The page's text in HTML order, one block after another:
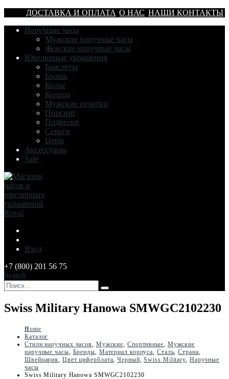
ДОСТАВКА И ОПЛАТА О НАС НАШИ КОНТАКТЫ
Наручные часы
Мужские наручные часы
Женские наручные часы
Ювелирные украшения
Браслеты
Брошь
Колье
Кольца
Мужские печатки
Пирсинг
Подвески
Серьги
Цепи
Аксессуары
Sale
Вход
+7 (800) 201 56 75
Search
Swiss Military Hanowa SMWGC2102230
Home
Каталог
Стили наручных часов, Мужские, Спортивные, Мужские
наручные часы, Бренды, Материал корпуса, Сталь,Страна,
Швейцария, Цвет циферблата,Черный,Swiss Military, Наручные
часы
Swiss Military Hanowa SMWGC2102230